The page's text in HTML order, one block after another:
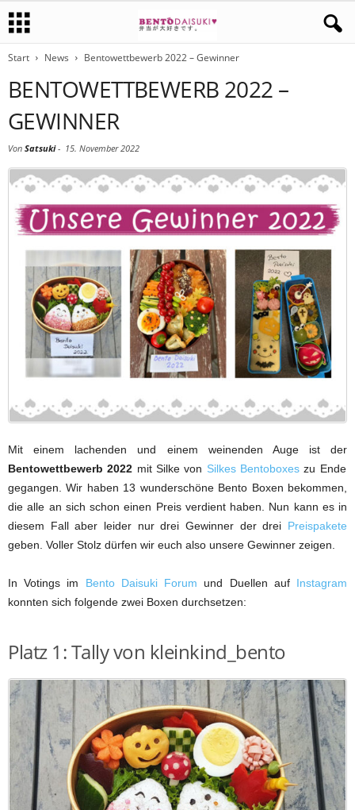
Start News Bentowettbewerb 2022 – Gewinner
BENTOWETTBEWERB 2022 –
GEWINNER
Von Satsuki- 15. November 2022
Mit einem lachenden und einem weinenden Auge ist der
Bentowettbewerb 2022 mit Silke von Silkes Bentoboxes zu Ende
gegangen. Wir haben 13 wunderschöne Bento Boxen bekommen,
die alle an sich schon einen Preis verdient haben. Nun kann es in
diesem Fall aber leider nur drei Gewinner der drei Preispakete
geben. Voller Stolz dürfen wir euch also unsere Gewinner zeigen.
In Votings im Bento Daisuki Forum und Duellen auf Instagram
konnten sich folgende zwei Boxen durchsetzen:
Platz 1: Tally von kleinkind_bento